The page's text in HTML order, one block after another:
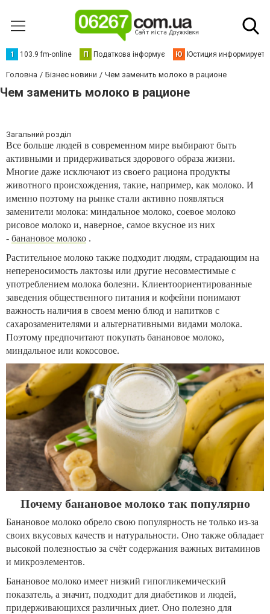
1 103.9 fm-online П Податкова інформує Ю Юстиция информирует
Головна Бізнес новини Чем заменить молоко в рационе
Чем заменить молоко в рационе
Загальний розділ
Все больше людей в современном мире выбирают быть
активными и придерживаться здорового образа жизни.
Многие даже исключают из своего рациона продукты
животного происхождения, такие, например, как молоко. И
именно поэтому на рынке стали активно появляться
заменители молока: миндальное молоко, соевое молоко
рисовое молоко и, наверное, самое вкусное из них
- банановое молоко .
Растительное молоко также подходит людям, страдающим на
непереносимость лактозы или другие несовместимые с
употреблением молока болезни. Клиентоориентированные
заведения общественного питания и кофейни понимают
важность наличия в своем меню блюд и напитков с
сахарозаменителями и альтернативными видами молока.
Поэтому предпочитают покупать банановое молоко,
миндальное или кокосовое.
Почему банановое молоко так популярно
Банановое молоко обрело свою популярность не только из-за
своих вкусовых качеств и натуральности. Оно также обладает
высокой полезностью за счёт содержания важных витаминов
и микроэлементов.
Банановое молоко имеет низкий гипогликемический
показатель, а значит, подходит для диабетиков и людей,
придерживающихся различных диет. Оно полезно для